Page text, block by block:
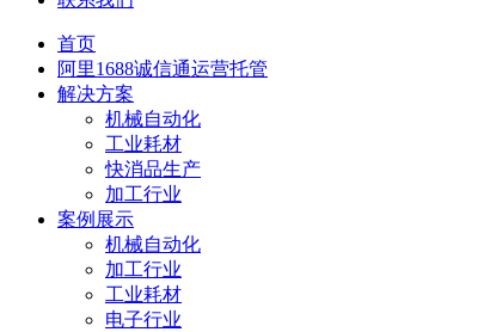
首页
阿里1688诚信通运营托管
解决方案
机械自动化
工业耗材
快消品生产
加工行业
案例展示
机械自动化
加工行业
工业耗材
电子行业